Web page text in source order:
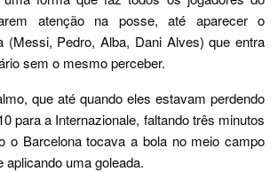
atenção na posse, até aparecer o
(Messi, Pedro, Alba, Dani Alves) que entra
sem o mesmo perceber.
que até quando eles estavam perdendo
para a Internazionale, faltando três minutos
o Barcelona tocava a bola no meio campo
uma goleada.